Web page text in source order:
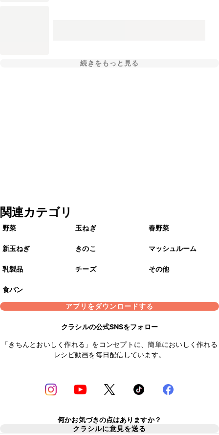
続きをもっと見る
関連カテゴリ
野菜 玉ねぎ 春野菜
新玉ねぎ きのこ マッシュルーム
乳製品 チーズ その他
食パン
アプリをダウンロードする
クラシルの公式SNSをフォロー
「きちんとおいしく作れる」をコンセプトに、簡単においしく作れる
レシピ動画を毎日配信しています。
何かお気づきの点はありますか？
クラシルに意見を送る